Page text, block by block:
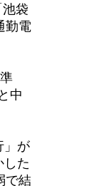
袋
勤電
中
」が
した
で結